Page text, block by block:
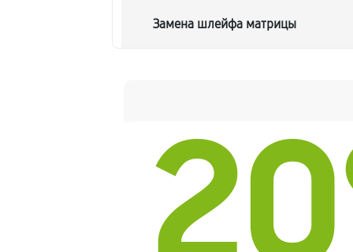
Замена шлейфа матрицы
Замена процессора ноутбука Acer
Замена оперативной памяти